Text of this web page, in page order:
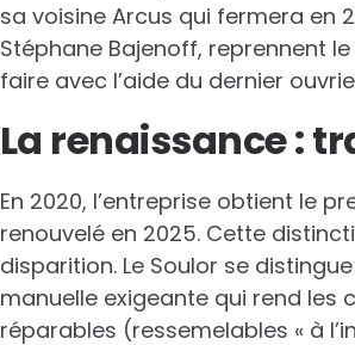
sa voisine Arcus qui fermera en
Stéphane Bajenoff, reprennent
faire avec l’aide du dernier
La renaissance :
En 2020, l’entreprise obtient le
renouvelé en 2025. Cette
disparition. Le Soulor se
manuelle exigeante qui rend
réparables (ressemelables « à